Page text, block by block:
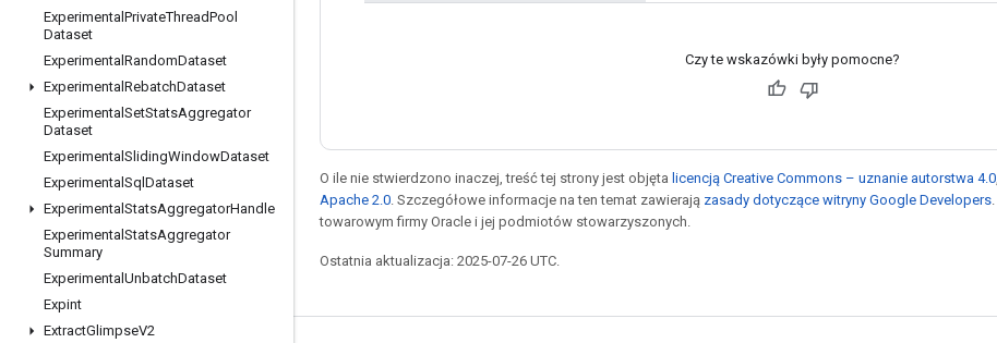
Experimental PrivateThreadPool
Dataset
Experimental RandomDataset
Experimental RebatchDataset
Experimental SetStatsAggregator
Dataset
Experimental SlidingWindowDataset
Experimental Sql Dataset
Experimental StatsAggregatorHandle
Experimental StatsAggregator
Summary
Experimental UnbatchDataset
Expint
ExtractGlimpseV2
Czy te wskazówki były pomocne?
O ile nie stwierdzono inaczej, treść tej strony jest objęta licencją Creative Commons – uznanie autorstwa 4.0
Apache 2.0 . Szczegółowe informacje na ten temat zawierają zasady dotyczące witryny Google Developers
towarowym firmy Oracle i jej podmiotów stowarzyszonych.
Ostatnia aktualizacja: 2025-07-26 UTC.